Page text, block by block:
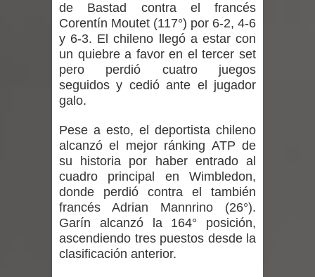
Alerta por hantavirus: expertos piden
reforzar medidas y consulta oportuna
Matrimonios Linarenses Celebraron
Departamento Comunal de Salud de
Curicó desarrollará jornada de
vacunación contra la Influenza y otros
virus respiratorios
Empedrado desarrolló con éxito el
de Bastad contra el francés
Corentín Moutet (117°) por 6-2, 4-6
y 6-3. El chileno llegó a estar con
un quiebre a favor en el tercer set
pero perdió cuatro juegos
seguidos y cedió ante el jugador
galo.
Pese a esto, el deportista chileno
alcanzó el mejor ránking ATP de
su historia por haber entrado al
cuadro principal en Wimbledon,
donde perdió contra el también
francés Adrian Mannrino (26°).
Garín alcanzó la 164° posición,
ascendiendo tres puestos desde la
clasificación anterior.